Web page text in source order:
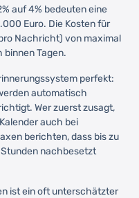
auf 4% bedeuten eine
Euro. Die Kosten für
Nachricht) von maximal
binnen Tagen.
perfekt:
automatisch
Wer zuerst zusagt,
auch bei
berichten, dass bis zu
nachbesetzt
ist ein oft unterschätzter